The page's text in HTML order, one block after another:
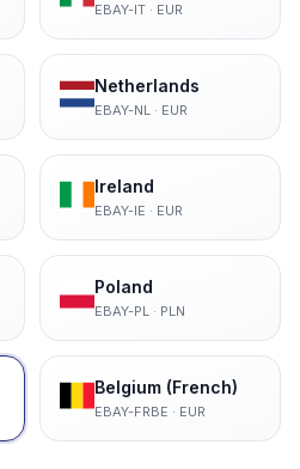
EBAY-IT· EUR
Netherlands
EBAY-NL· EUR
Ireland
EBAY-IE · EUR
Poland
EBAY-PL· PLN
Belgium (French)
EBAY-FRBE · EUR